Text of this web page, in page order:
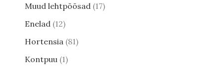
Muud lehtpõõsad 17
Enelad 12
Hortensia 81
Kontpuu 1